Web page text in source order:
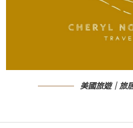
美國旅遊｜旅